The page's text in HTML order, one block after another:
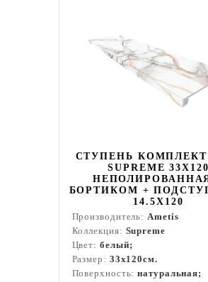
СТУПЕНЬ КОМПЛЕКТ
SUPREME 33X120
БОРТИКОМ +
14.5X120
Производитель:Ametis
Коллекция: Supreme
Цвет: белый;
Размер: 33x120см.
Поверхность:натуральная;